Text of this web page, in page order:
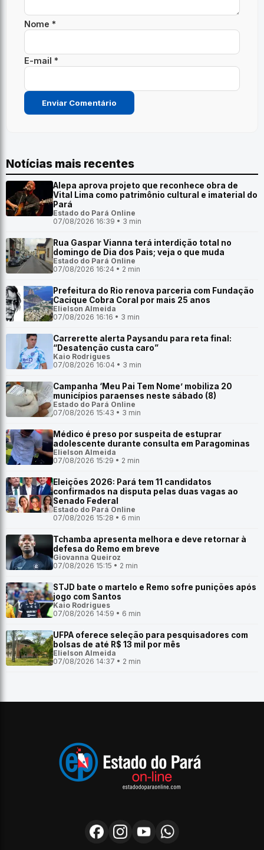
Nome *
E-mail *
Notícias mais recentes
Alepa aprova projeto que reconhece obra de
Vital Lima como patrimônio cultural e imaterial do
Pará
Estado do Pará Online
07/08/2026 16:39 • 3 min
Rua Gaspar Vianna terá interdição total no
domingo de Dia dos Pais; veja o que muda
Estado do Pará Online
07/08/2026 16:24 • 2 min
Prefeitura do Rio renova parceria com Fundação
Cacique Cobra Coral por mais 25 anos
Elielson Almeida
07/08/2026 16:16 • 3 min
Carrerette alerta Paysandu para reta final:
“Desatenção custa caro”
Kaio Rodrigues
07/08/2026 16:04 • 3 min
Campanha ‘Meu Pai Tem Nome’ mobiliza 20
municípios paraenses neste sábado (8)
Estado do Pará Online
07/08/2026 15:43 • 3 min
Médico é preso por suspeita de estuprar
adolescente durante consulta em Paragominas
Elielson Almeida
07/08/2026 15:29 • 2 min
Eleições 2026: Pará tem 11 candidatos
confirmados na disputa pelas duas vagas ao
Senado Federal
Estado do Pará Online
07/08/2026 15:28 • 6 min
Tchamba apresenta melhora e deve retornar à
defesa do Remo em breve
Giovanna Queiroz
07/08/2026 15:15 • 2 min
STJD bate o martelo e Remo sofre punições após
jogo com Santos
Kaio Rodrigues
07/08/2026 14:59 • 6 min
UFPA oferece seleção para pesquisadores com
bolsas de até R$ 13 mil por mês
Elielson Almeida
07/08/2026 14:37 • 2 min